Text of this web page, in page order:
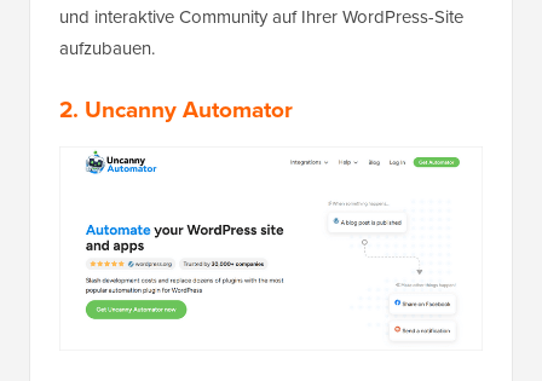
und interaktive Community auf Ihrer WordPress-Site
aufzubauen.
2. Uncanny Automator